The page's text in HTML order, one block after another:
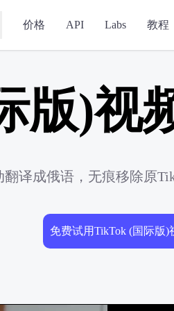
价格 API Labs 教程
版)视
译成俄语，无痕移除原
免费试用TikTok (国际版)